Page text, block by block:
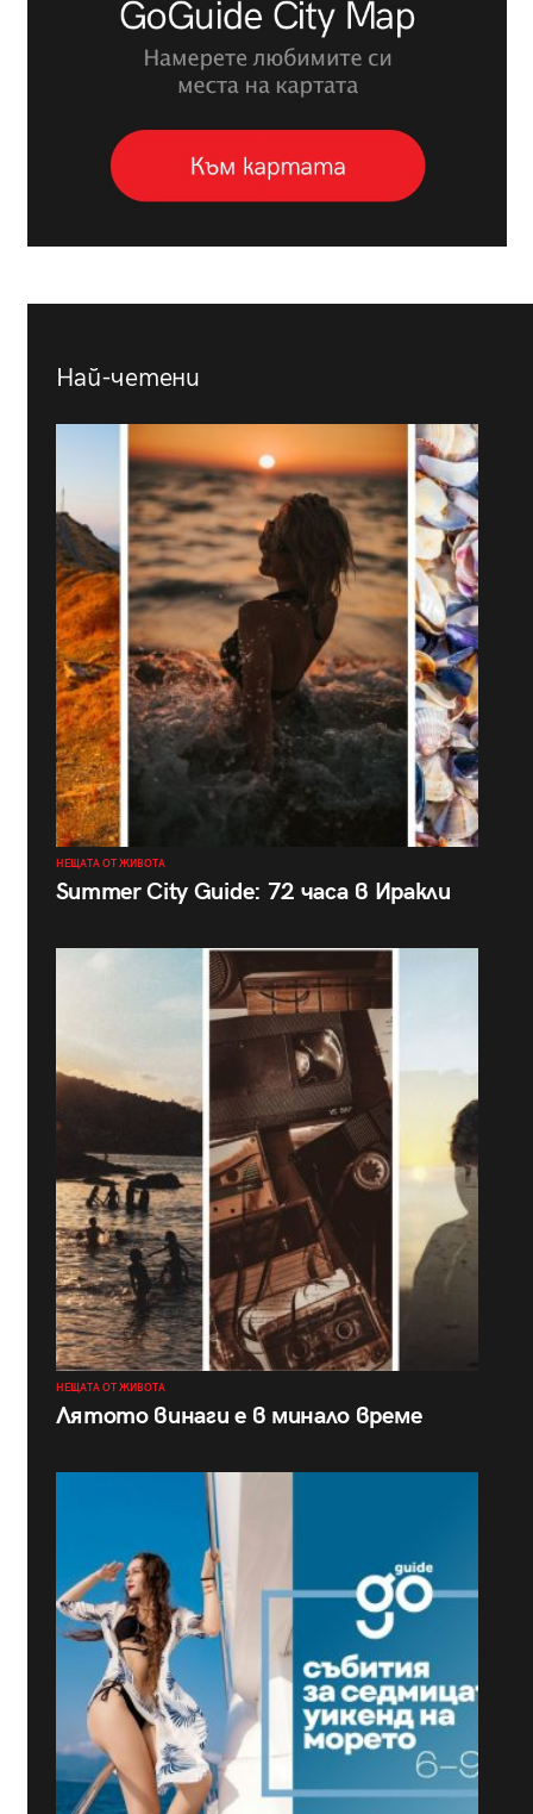
Най-четени
НЕЩАТА ОТ ЖИВОТА
Summer City Guide: 72 часа в Иракли
НЕЩАТА ОТ ЖИВОТА
Лятото винаги е в минало време